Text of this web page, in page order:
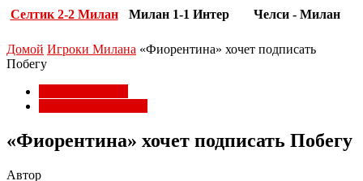
Селтик 2-2 Милан Милан 1-1 Интер Челси - Милан
Домой Игроки Милана «Фиорентина» хочет подписать
Побегу
«Фиорентина» хочет подписать Побегу
Автор